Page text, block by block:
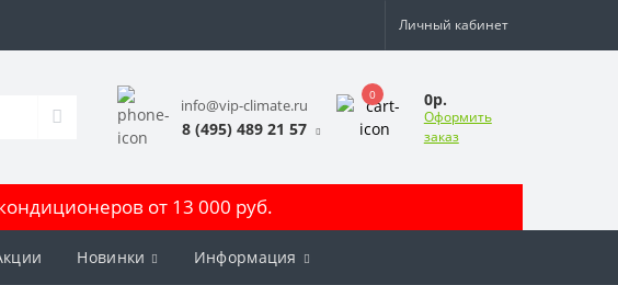
Личный кабинет
info@vip-climate.ru
8 (495) 489 21 57
0 0р.
Оформить
заказ
от 13 000 руб.
Новинки Информация